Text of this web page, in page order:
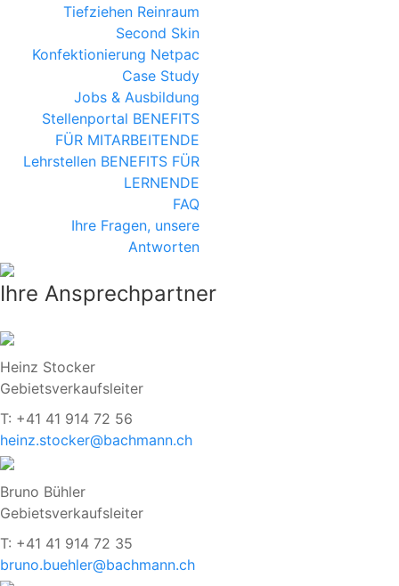
Tiefziehen Reinraum
Second Skin
Konfektionierung Netpac
Case Study
Jobs & Ausbildung
Stellenportal BENEFITS
FÜR MITARBEITENDE
Lehrstellen BENEFITS FÜR
LERNENDE
FAQ
Ihre Fragen, unsere
Antworten
Ihre Ansprechpartner
Heinz Stocker
Gebietsverkaufsleiter
T: +41 41 914 72 56
heinz.stocker@bachmann.ch
Bruno Bühler
Gebietsverkaufsleiter
T: +41 41 914 72 35
bruno.buehler@bachmann.ch